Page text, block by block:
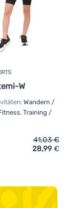
M' hinzufügen
W
Wandern /
Training /
41,03€
28,99 €